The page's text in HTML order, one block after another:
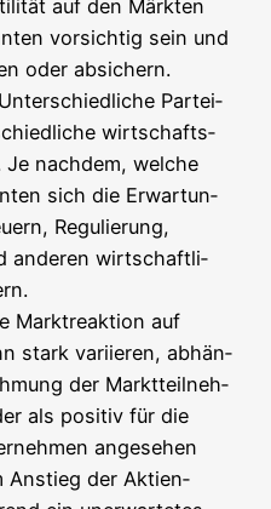
auf den Märk­ten
vor­sich­tig sein und
oder absichern.
Unter­schied­li­che Par­tei­
wirt­schafts­
nach­dem, wel­che
sich die Erwar­tun­
Regu­lie­rung,
ande­ren wirt­schaft­li­
Markt­re­ak­ti­on auf
stark vari­ie­ren, abhän­
der Markt­teil­neh­
als posi­tiv für die
ange­se­hen
Anstieg der Akti­en­